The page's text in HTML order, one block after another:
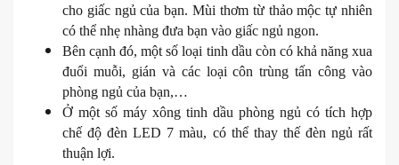
cho giấc ngủ của bạn. Mùi thơm từ thảo mộc tự nhiên
có thể nhẹ nhàng đưa bạn vào giấc ngủ ngon.
​Bên cạnh đó, một số loại tinh dầu còn có khả năng xua
đuổi muỗi, gián và các loại côn trùng tấn công vào
phòng ngủ của bạn,…
​Ở một số máy xông tinh dầu phòng ngủ có tích hợp
chế độ đèn LED 7 màu, có thể thay thế đèn ngủ rất
thuận lợi.